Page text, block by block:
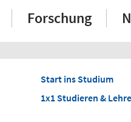
Forschung
Start ins Studium
1x1 Studieren &